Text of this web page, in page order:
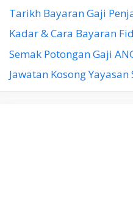
Tarikh Bayaran Gaji
Kadar & Cara Bayaran
Semak Potongan Gaji
Jawatan Kosong